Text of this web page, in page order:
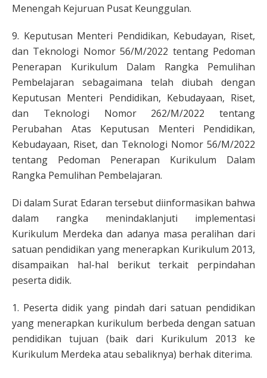
Menengah Kejuruan Pusat Keunggulan.
9. Keputusan Menteri Pendidikan, Kebudayan, Riset,
dan Teknologi Nomor 56/M/2022 tentang Pedoman
Penerapan Kurikulum Dalam Rangka Pemulihan
Pembelajaran sebagaimana telah diubah dengan
Keputusan Menteri Pendidikan, Kebudayaan, Riset,
dan Teknologi Nomor 262/M/2022 tentang
Perubahan Atas Keputusan Menteri Pendidikan,
Kebudayaan, Riset, dan Teknologi Nomor 56/M/2022
tentang Pedoman Penerapan Kurikulum Dalam
Rangka Pemulihan Pembelajaran.
Di dalam Surat Edaran tersebut diinformasikan bahwa
dalam rangka menindaklanjuti implementasi
Kurikulum Merdeka dan adanya masa peralihan dari
satuan pendidikan yang menerapkan Kurikulum 2013,
disampaikan hal-hal berikut terkait perpindahan
peserta didik.
1. Peserta didik yang pindah dari satuan pendidikan
yang menerapkan kurikulum berbeda dengan satuan
pendidikan tujuan (baik dari Kurikulum 2013 ke
Kurikulum Merdeka atau sebaliknya) berhak diterima.